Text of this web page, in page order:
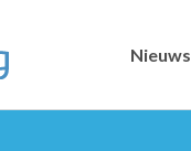
Nieuws